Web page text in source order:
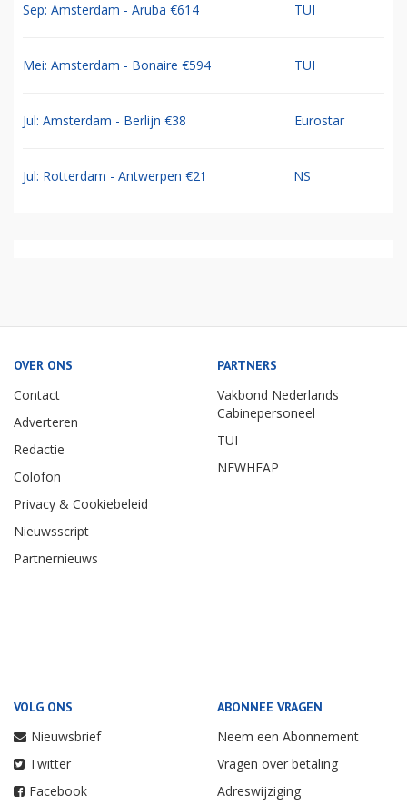
Sep: Amsterdam - Aruba €614 TUI
Mei: Amsterdam - Bonaire €594 TUI
Jul: Amsterdam - Berlijn €38 Eurostar
Jul: Rotterdam - Antwerpen €21 NS
OVER ONS
Contact
Adverteren
Redactie
Colofon
Privacy & Cookiebeleid
Nieuwsscript
Partnernieuws
PARTNERS
Vakbond Nederlands
Cabinepersoneel
TUI
NEWHEAP
VOLG ONS
Nieuwsbrief
Twitter
Facebook
ABONNEE VRAGEN
Neem een Abonnement
Vragen over betaling
Adreswijziging